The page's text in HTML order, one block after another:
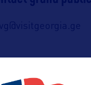
vg@visitgeorgia.ge